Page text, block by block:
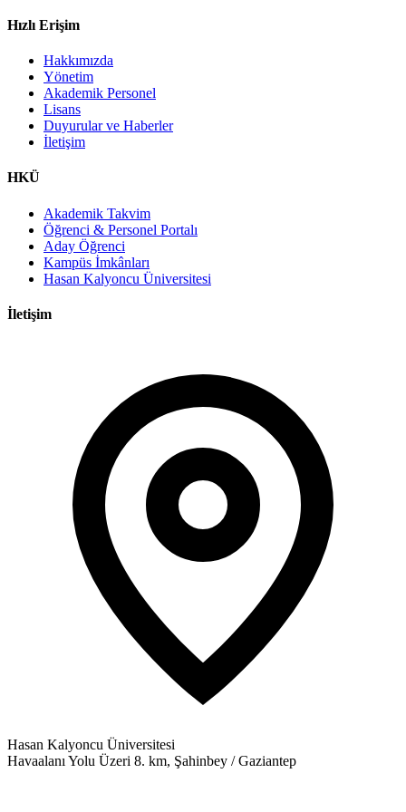
Hızlı Erişim
Hakkımızda
Yönetim
Akademik Personel
Lisans
Duyurular ve Haberler
İletişim
HKÜ
Akademik Takvim
Öğrenci & Personel Portalı
Aday Öğrenci
Kampüs İmkânları
Hasan Kalyoncu Üniversitesi
İletişim
Hasan Kalyoncu Üniversitesi
Havaalanı Yolu Üzeri 8. km, Şahinbey / Gaziantep